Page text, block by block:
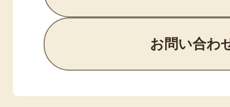
お問い合わ